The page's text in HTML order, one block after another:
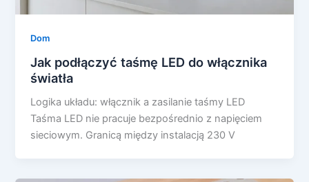
Dom
Jak podłączyć taśmę LED do włącznika
światła
Logika układu: włącznik a zasilanie taśmy LED
Taśma LED nie pracuje bezpośrednio z napięciem
sieciowym. Granicą między instalacją 230 V